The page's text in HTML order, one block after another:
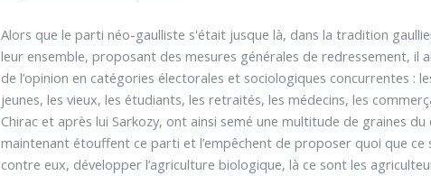
Alors que le parti néo-gaulliste s'était jusque là, dans la tradition
leur ensemble, proposant des mesures générales de redressement, il
de l’opinion en catégories électorales et sociologiques concurrentes :
jeunes, les vieux, les étudiants, les retraités, les médecins, les
Chirac et après lui Sarkozy, ont ainsi semé une multitude de graines
maintenant étouffent ce parti et l’empêchent de proposer quoi que
contre eux, développer l’agriculture biologique, là ce sont les